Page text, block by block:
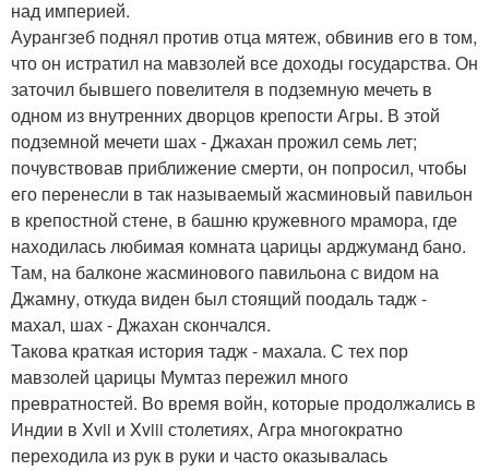
над империей.
Аурангзеб поднял против отца мятеж, обвинив его в том,
что он истратил на мавзолей все доходы государства. Он
заточил бывшего повелителя в подземную мечеть в
одном из внутренних дворцов крепости Агры. В этой
подземной мечети шах - Джахан прожил семь лет;
почувствовав приближение смерти, он попросил, чтобы
его перенесли в так называемый жасминовый павильон
в крепостной стене, в башню кружевного мрамора, где
находилась любимая комната царицы арджуманд бано.
Там, на балконе жасминового павильона с видом на
Джамну, откуда виден был стоящий поодаль тадж -
махал, шах - Джахан скончался.
Такова краткая история тадж - махала. С тех пор
мавзолей царицы Мумтаз пережил много
превратностей. Во время войн, которые продолжались в
Индии в Xvii и Xviii столетиях, Агра многократно
переходила из рук в руки и часто оказывалась